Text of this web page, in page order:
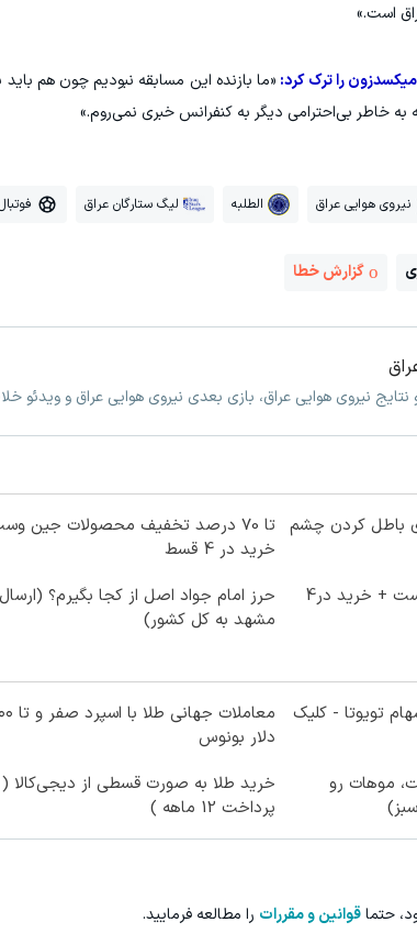
است.»
را ترک کرد: «ما بازنده این مسابقه نبودیم چون هم
به خاطر بی‌احترامی دیگر به کنفرانس خبری نمی‌روم.»
نیروی هوایی عراق الطلبه لیگ ستارگان عراق
گزارش خطا
نتایج نیروی هوایی عراق، بازی بعدی نیروی هوایی عراق و ویدئو
باطل کردن چشم
تا 70 درصد تخفیف محصولات جین
خرید در 4 قسط
70% تخفیف ویژه جین وست + خرید در4
حرز امام جواد اصل از کجا بگیرم؟ (ارسال
مشهد به کل کشور)
تویوتا - کلیک
معاملات
دلار بونوس
موهات رو
خرید طلا به صورت قسطی از دیجی‌کالا (
پرداخت 12 ماهه )
حتماقوانین و مقررات را مطالعه فرمایید.